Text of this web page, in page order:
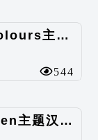
BuddyPress Colours主题汉化包
544
Undistracted Zen主题汉化包